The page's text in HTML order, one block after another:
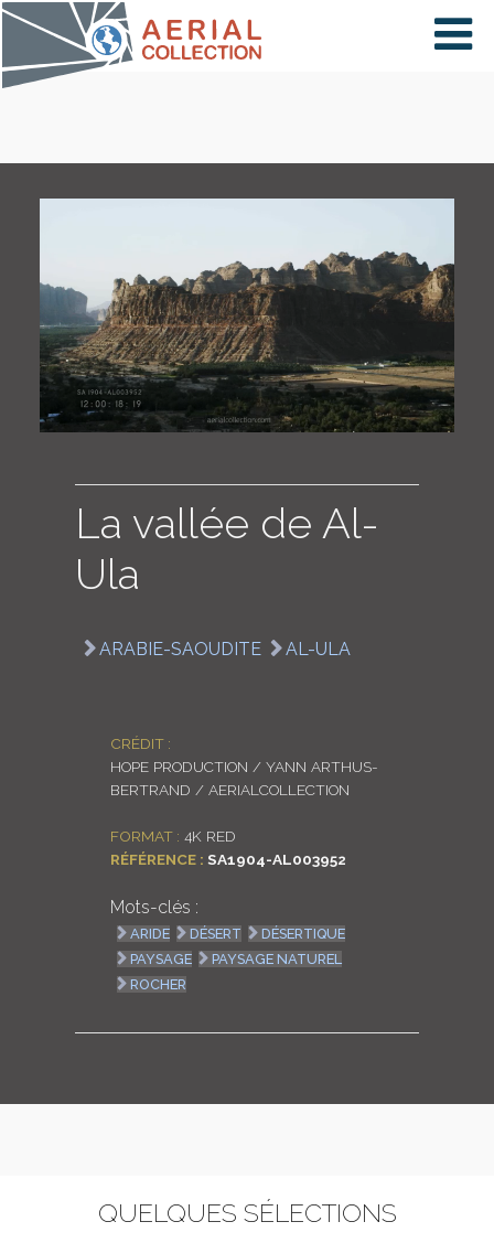
×
CARTE
COLLECTIONS
LOGIN
La vallée de Al-
Ula
ARABIE-SAOUDITE AL-ULA
CRÉDIT :
HOPE PRODUCTION / YANN ARTHUS-
BERTRAND / AERIALCOLLECTION
FORMAT : 4K RED
RÉFÉRENCE : SA1904-AL003952
Mots-clés :
ARIDE DÉSERT
DÉSERTIQUE
PAYSAGE
PAYSAGE NATUREL
ROCHER
QUELQUES SÉLECTIONS